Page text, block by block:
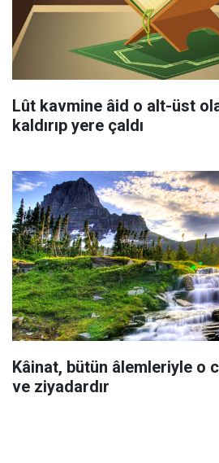
Lût kavmine âid o alt-üst
kaldırıp yere çaldı
Kâinat, bütün âlemleriyle o
ve ziyadardır